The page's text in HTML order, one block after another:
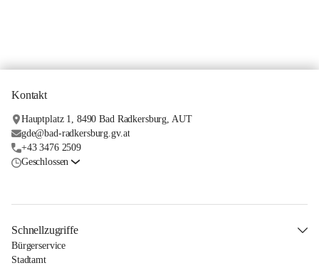
Kontakt
Hauptplatz 1, 8490 Bad Radkersburg, AUT
gde@bad-radkersburg.gv.at
+43 3476 2509
Geschlossen
Schnellzugriffe
Bürgerservice
Stadtamt